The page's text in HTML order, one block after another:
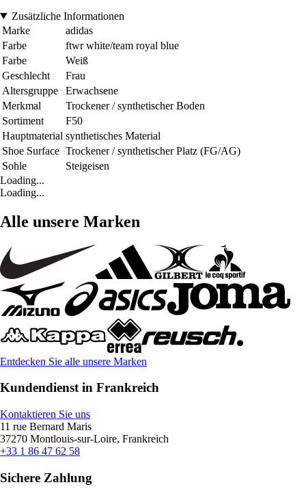
Zusätzliche Informationen
Marke
adidas
Farbe
ftwr white/team royal blue
Farbe
Weiß
Geschlecht
Frau
Altersgruppe
Erwachsene
Merkmal
Trockener / synthetischer Boden
Sortiment
F50
Hauptmaterial synthetisches Material
Shoe Surface Trockener / synthetischer Platz (FG/AG)
Sohle
Steigeisen
Loading...
Loading...
Alle unsere Marken
Entdecken Sie alle unsere Marken
Kundendienst in Frankreich
Kontaktieren Sie uns
11 rue Bernard Maris
37270 Montlouis-sur-Loire, Frankreich
+33 1 86 47 62 58
Sichere Zahlung